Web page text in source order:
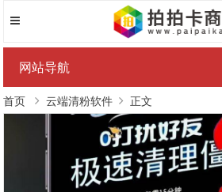
网站导航
首页 云端清粉软件 正文